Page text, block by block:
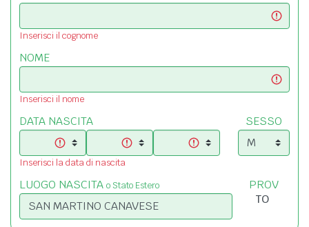
Inserisci il cognome
NOME
Inserisci il nome
DATA NASCITA
Inserisci la data di nascita
SESSO
LUOGO NASCITA o Stato Estero PROV